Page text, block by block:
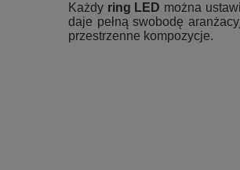
Każdy ring LED można
daje pełną swobodę
przestrzenne kompozycje.